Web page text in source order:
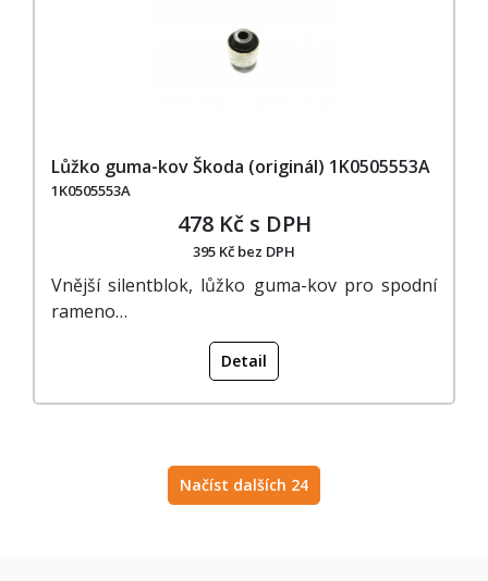
Lůžko guma-kov Škoda (originál) 1K0505553A
1K0505553A
478 Kč s DPH
395 Kč bez DPH
Vnější silentblok, lůžko guma-kov pro spodní
rameno…
Detail
Načíst dalších 24